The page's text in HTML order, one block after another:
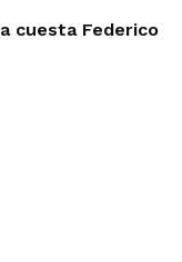
cuesta Federico